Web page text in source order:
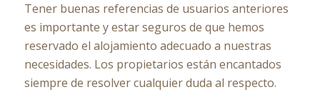
Tener buenas referencias de usuarios anteriores
es importante y estar seguros de que hemos
reservado el alojamiento adecuado a nuestras
necesidades. Los propietarios están encantados
siempre de resolver cualquier duda al respecto.